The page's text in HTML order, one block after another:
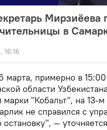
Мирзиёева
в
16:16
марта, примерно в
области
марки "Кобальт", на 13-
не справился с
остановку", —